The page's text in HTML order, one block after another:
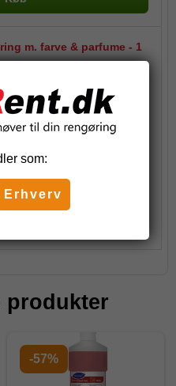
m. farve & parfume - 1
221,75 DKK
(inkl. moms)
produkter
-57%
som:
Erhverv